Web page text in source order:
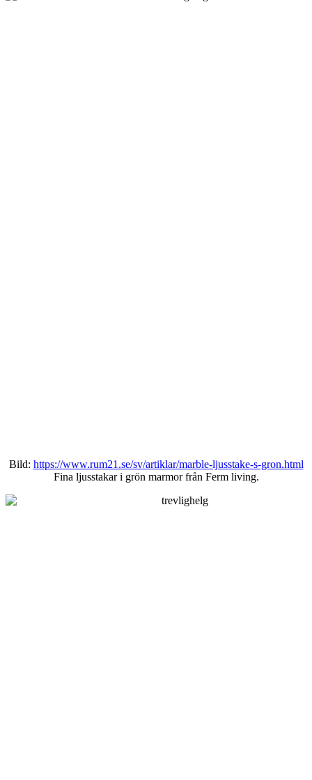
Bild: https://www.rum21.se/sv/artiklar/marble-ljusstake-s-gron.html
Fina ljusstakar i grön marmor från Ferm living.